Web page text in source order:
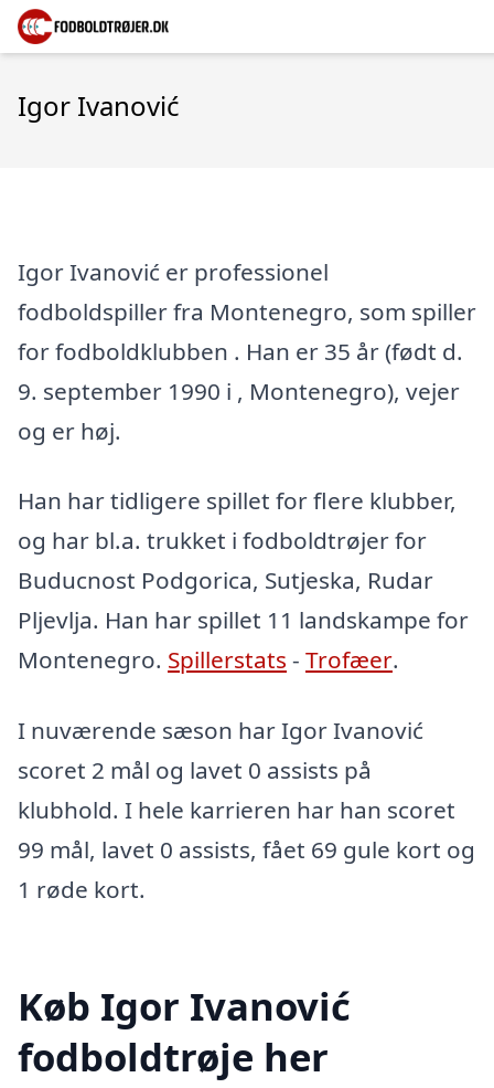
Igor Ivanović
Igor Ivanović er professionel
fodboldspiller fra Montenegro, som spiller
for fodboldklubben . Han er 35 år (født d.
9. september 1990 i , Montenegro), vejer
og er høj.
Han har tidligere spillet for flere klubber,
og har bl.a. trukket i fodboldtrøjer for
Buducnost Podgorica, Sutjeska, Rudar
Pljevlja. Han har spillet 11 landskampe for
Montenegro. Spillerstats - Trofæer.
I nuværende sæson har Igor Ivanović
scoret 2 mål og lavet 0 assists på
klubhold. I hele karrieren har han scoret
99 mål, lavet 0 assists, fået 69 gule kort og
1 røde kort.
Køb Igor Ivanović
fodboldtrøje her